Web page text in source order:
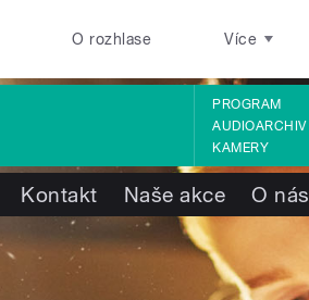
O rozhlase Více
PROGRAM
AUDIOARCHIV
KAMERY
Kontakt Naše akce O nás